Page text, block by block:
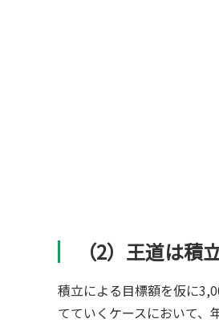
（2）王道は積
積立による目標額を仮に
てていくケースにおいて、